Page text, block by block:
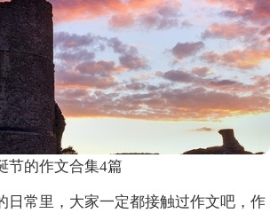
节的作文合集4篇
日常里，大家一定都接触过作文吧，作